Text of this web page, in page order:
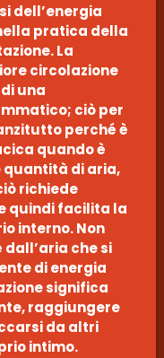
dell’energia
pratica della
La
circolazione
una
ciò per
perché è
quando è
quantità di aria,
richiede
quindi facilita la
interno. Non
che si
di energia
significa
raggiungere
da altri
intimo.